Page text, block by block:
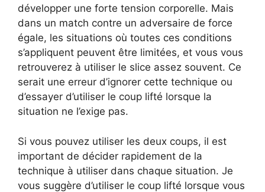
développer une forte tension corporelle. Mais
dans un match contre un adversaire de force
égale, les situations où toutes ces conditions
s’appliquent peuvent être limitées, et vous vous
retrouverez à utiliser le slice assez souvent. Ce
serait une erreur d’ignorer cette technique ou
d’essayer d’utiliser le coup lifté lorsque la
situation ne l’exige pas.
Si vous pouvez utiliser les deux coups, il est
important de décider rapidement de la
technique à utiliser dans chaque situation. Je
vous suggère d’utiliser le coup lifté lorsque vous